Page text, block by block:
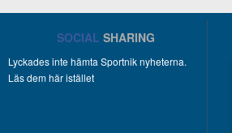
SOCIAL SHARING
Lyckades inte hämta Sportnik nyheterna.
Läs dem här istället